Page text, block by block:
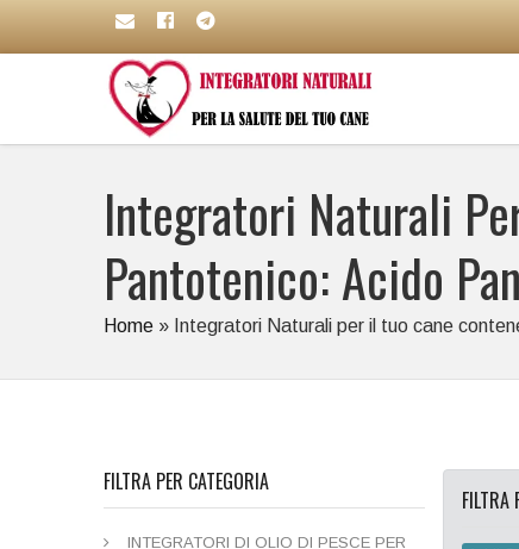
Integratori Naturali
Pantotenico: Acido
Home » Integratori Naturali per il tuo cane
FILTRA
FILTRA PER CATEGORIA
INTEGRATORI DI OLIO DI PESCE PER